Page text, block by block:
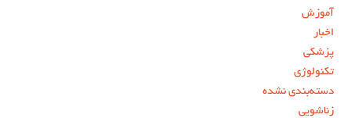
آموزش
اخبار
پزشکی
تکنولوژی
دسته‌بندی نشده
زناشویی